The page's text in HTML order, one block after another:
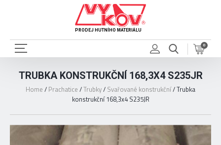
PRODEJ HUTNÍHO MATERIÁLU
0
TRUBKA KONSTRUKČNÍ 168,3X4 S235JR
Home / Prachatice /Trubky/ Svařované konstrukční/Trubka
konstrukční 168,3x4 S235JR